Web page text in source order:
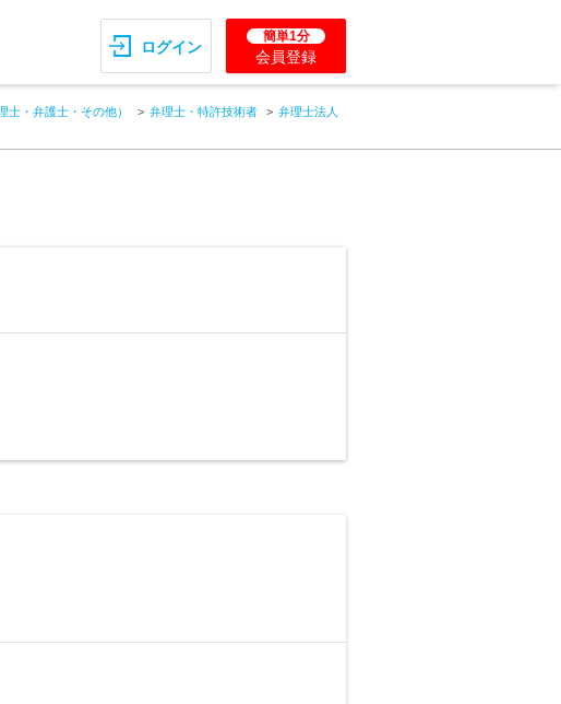
ログイン
簡単1分
会員登録
士・弁護士・その他） 弁理士・特許技術者
弁理士法人